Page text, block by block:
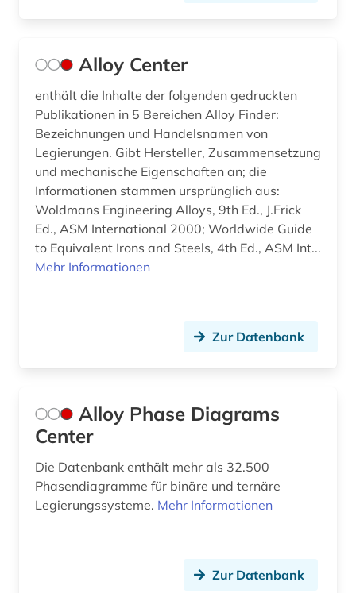
harz (1)
heilpflanzen (1)
hersteller (1)
hochleistungswerkstoff (2)
hochschullehre (1)
hochschulschrift (1)
hydraulik (1)
hüttenwesen (1)
image processing (1)
Alloy Center
enthält die Inhalte der folgenden gedruckten
Publikationen in 5 Bereichen Alloy Finder:
Bezeichnungen und Handelsnamen von
Legierungen. Gibt Hersteller, Zusammensetzung
und mechanische Eigenschaften an; die
Informationen stammen ursprünglich aus:
Woldmans Engineering Alloys, 9th Ed., J.Frick
Ed., ASM International 2000; Worldwide Guide
to Equivalent Irons and Steels, 4th Ed., ASM Int...
Mehr Informationen
Zur Datenbank
Alloy Phase Diagrams
Center
Die Datenbank enthält mehr als 32.500
Phasendiagramme für binäre und ternäre
Legierungssysteme. Mehr Informationen
Zur Datenbank